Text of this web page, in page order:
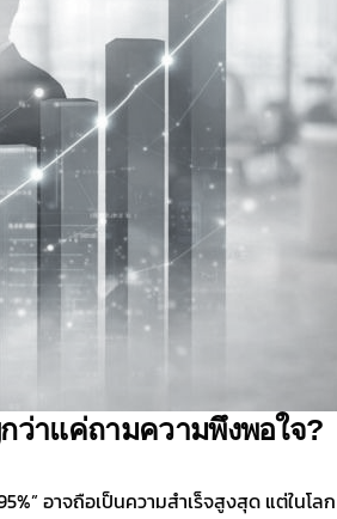
ว่าแค่ถามความพึงพอใจ?
อาจถือเป็นความสำเร็จสูงสุด แต่ในโลก